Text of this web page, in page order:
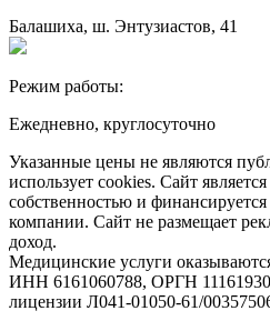
Балашиха, ш. Энтузиастов, 41
Режим работы:
Ежедневно, круглосуточно
Указанные цены не являются
использует cookies. Сайт
собственностью и
компании. Сайт не размещает
доход.
Медицинские услуги
ИНН 6161060788, ОРГН
лицензии Л041-01050-61/